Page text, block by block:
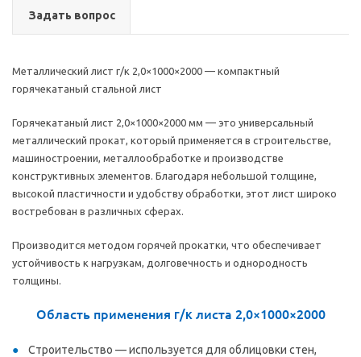
Задать вопрос
Металлический лист г/к 2,0×1000×2000 — компактный
горячекатаный стальной лист
Горячекатаный лист 2,0×1000×2000 мм — это универсальный
металлический прокат, который применяется в строительстве,
машиностроении, металлообработке и производстве
конструктивных элементов. Благодаря небольшой толщине,
высокой пластичности и удобству обработки, этот лист широко
востребован в различных сферах.
Производится методом горячей прокатки, что обеспечивает
устойчивость к нагрузкам, долговечность и однородность
толщины.
Область применения г/к листа 2,0×1000×2000
Строительство — используется для облицовки стен,